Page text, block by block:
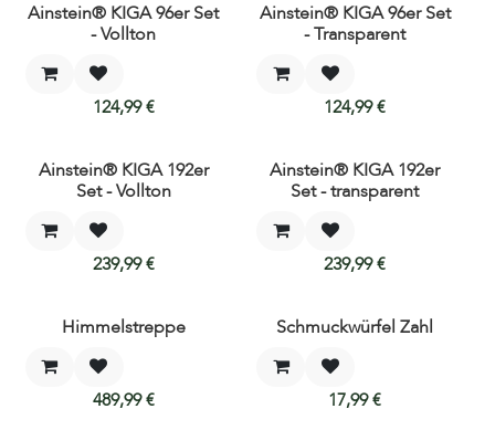
Neu!
Ainstein® KIGA 96er Set
- Vollton
124,99€
Neu!
Ainstein® KIGA 96er Set
- Transparent
124,99€
Neu!
Ainstein® KIGA 192er
Set - Vollton
239,99€
Neu!
Ainstein® KIGA 192er
Set - transparent
239,99€
Himmelstreppe
489,99€
Neu!
Schmuckwürfel Zahl
17,99€